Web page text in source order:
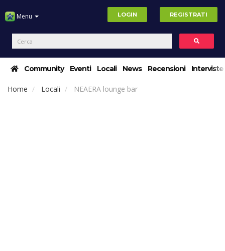
Menu LOGIN REGISTRATI
Community Eventi Locali News Recensioni Interviste
Home Locali NEAERA lounge bar